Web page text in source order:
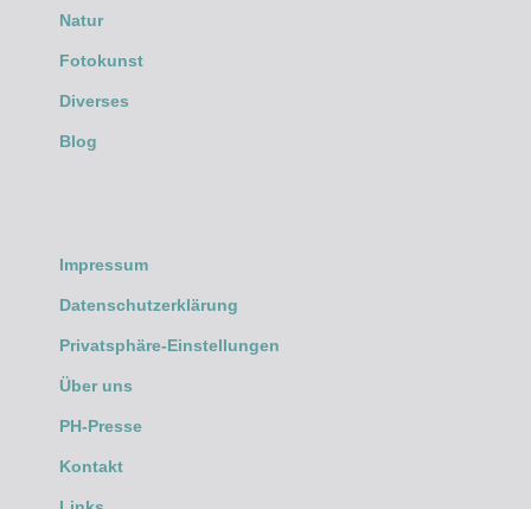
Natur
Fotokunst
Diverses
Blog
Impressum
Datenschutzerklärung
Privatsphäre-Einstellungen
Über uns
PH-Presse
Kontakt